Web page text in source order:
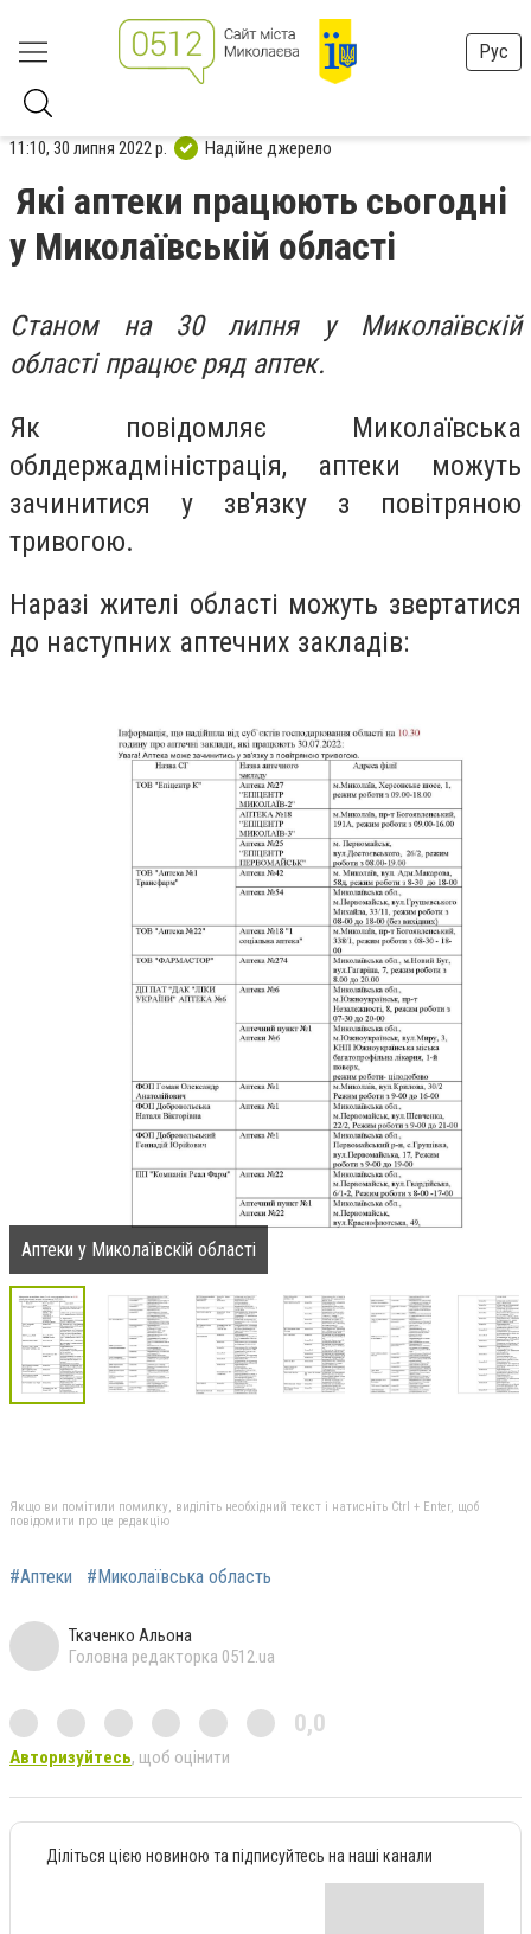
Рус
11:10, 30 липня 2022 р. Надійне джерело
Які аптеки працюють сьогодні
у Миколаївській області
Станом на 30 липня у Миколаївскій
області працює ряд аптек.
Як повідомляє Миколаївська
облдержадміністрація, аптеки можуть
зачинитися у зв'язку з повітряною
тривогою.
Наразі жителі області можуть звертатися
до наступних аптечних закладів:
Аптеки у Миколаївскій області
Якщо ви помітили помилку, виділіть необхідний текст і натисніть Ctrl + Enter, щоб
повідомити про це редакцію
#Аптеки #Миколаївська область
Ткаченко Альона
Головна редакторка 0512.ua
0,0
Авторизуйтесь, щоб оцінити
Діліться цією новиною та підписуйтесь на наші канали